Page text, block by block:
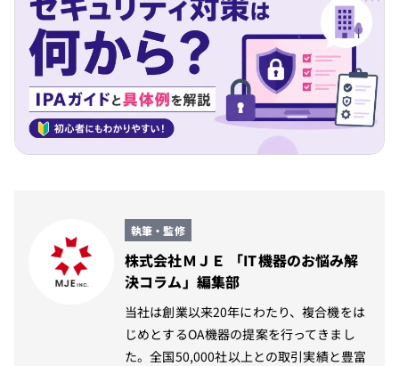
執筆・監修
株式会社ＭＪＥ 「IT機器のお悩み解
決コラム」編集部
当社は創業以来20年にわたり、複合機をは
じめとするOA機器の提案を行ってきまし
た。全国50,000社以上との取引実績と豊富